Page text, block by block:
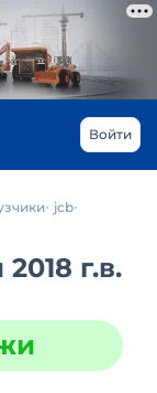
Войти
jcb
г.в.